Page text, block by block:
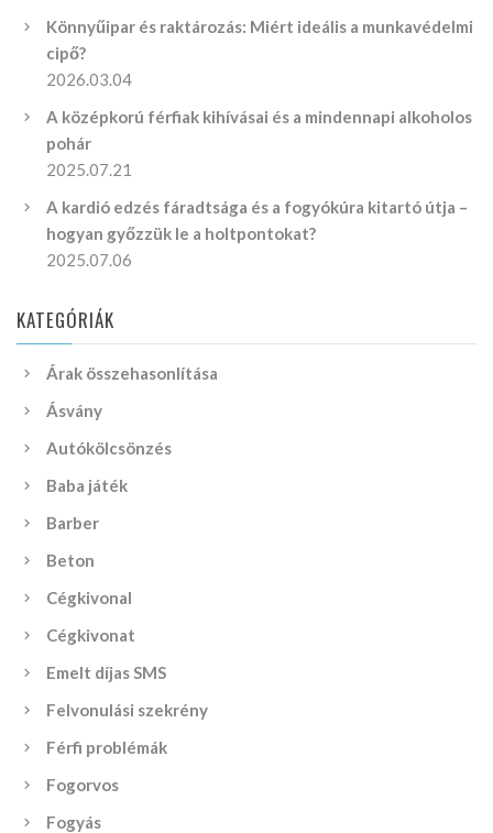
Könnyűipar és raktározás: Miért ideális a munkavédelmi
cipő?
2026.03.04
A középkorú férfiak kihívásai és a mindennapi alkoholos
pohár
2025.07.21
A kardió edzés fáradtsága és a fogyókúra kitartó útja –
hogyan győzzük le a holtpontokat?
2025.07.06
KATEGÓRIÁK
Árak összehasonlítása
Ásvány
Autókölcsönzés
Baba játék
Barber
Beton
Cégkivonal
Cégkivonat
Emelt díjas SMS
Felvonulási szekrény
Férfi problémák
Fogorvos
Fogyás